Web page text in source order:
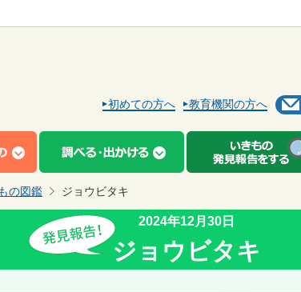
初めての方へ 教育機関の方へ
の図鑑 ジョウビタキ
2024年12月30日
ジョウビタキ